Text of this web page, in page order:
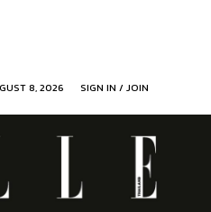
8, 2026 SIGN IN / JOIN